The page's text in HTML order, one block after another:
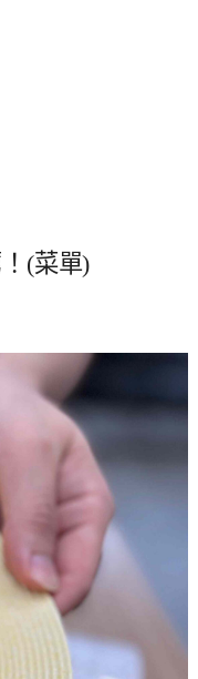
(菜單)